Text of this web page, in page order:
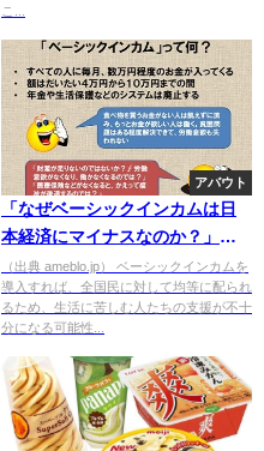
こ...
アバウト
「なぜベーシックインカムは日
本経済にマイナスなのか？」反
論する
（出典 ameblo.jp） ベーシックインカムを
導入すれば、全国民に対して均等に配られ
るため、生活に苦しむ人たちの支援が不十
分になる可能性...